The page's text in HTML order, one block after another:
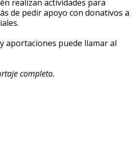
realizan actividades para
de pedir apoyo con donativos a
aportaciones puede llamar al
completo.